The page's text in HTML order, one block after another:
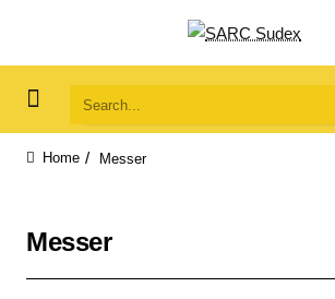
Search...
Messer
Messer